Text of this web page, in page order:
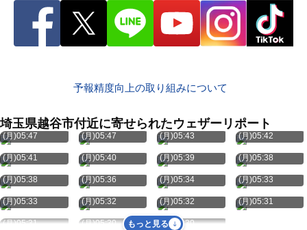
予報精度向上の取り組みについて
埼玉県越谷市付近に寄せられたウェザーリポート
8月10日
(月)05:47
8月10日
(月)05:47
8月10日
(月)05:43
8月10日
(月)05:42
8月10日
(月)05:41
8月10日
(月)05:40
8月10日
(月)05:39
8月10日
(月)05:38
8月10日
(月)05:38
8月10日
(月)05:36
8月10日
(月)05:34
8月10日
(月)05:33
8月10日
(月)05:33
8月10日
(月)05:32
8月10日
(月)05:32
8月10日
(月)05:31
8月10日
(月)05:31
8月10日
(月)05:30
8月10日
(月)05:30
もっと見る